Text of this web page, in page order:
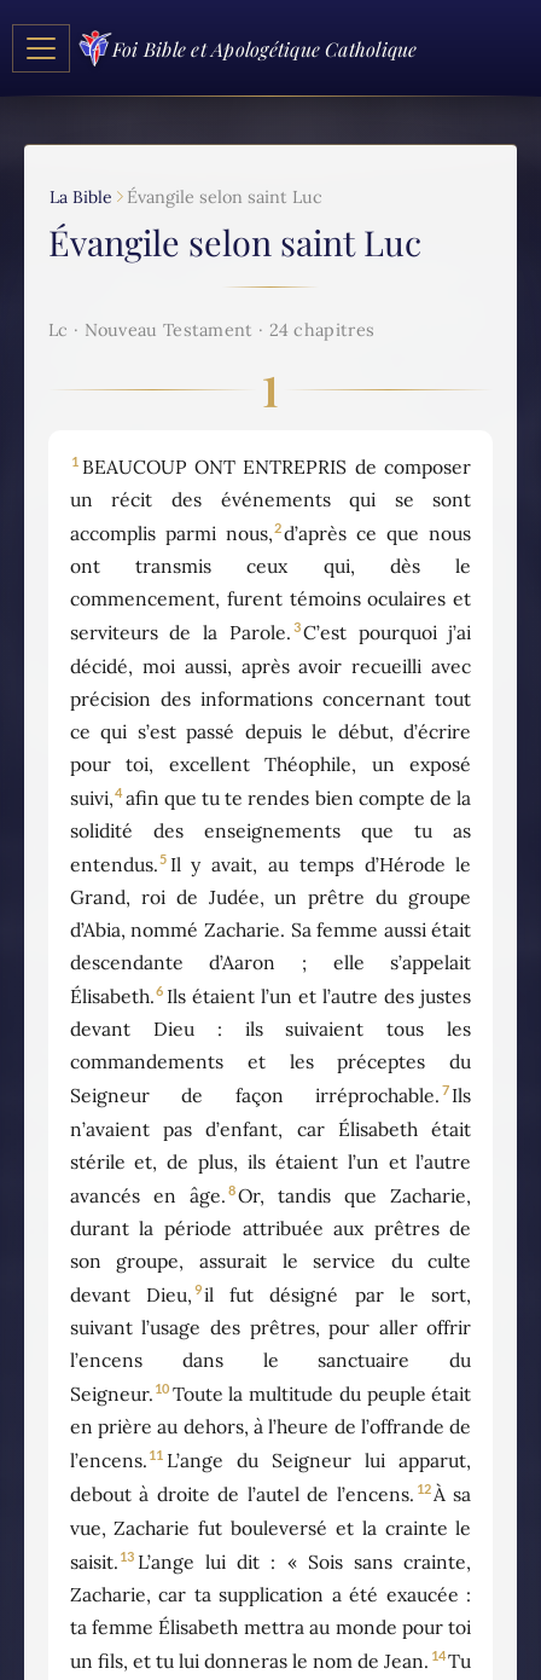
Foi Bible et Apologétique Catholique
La Bible Évangile selon saint Luc
Évangile selon saint Luc
Lc · Nouveau Testament · 24 chapitres
1
1 BEAUCOUP ONT ENTREPRIS de composer
un récit des événements qui se sont
accomplis parmi nous,2d’après ce que nous
ont transmis ceux qui, dès le
commencement, furent témoins oculaires et
serviteurs de la Parole. 3C’est pourquoi j’ai
décidé, moi aussi, après avoir recueilli avec
précision des informations concernant tout
ce qui s’est passé depuis le début, d’écrire
pour toi, excellent Théophile, un exposé
suivi,4 afin que tu te rendes bien compte de la
solidité des enseignements que tu as
entendus.5 Il y avait, au temps d’Hérode le
Grand, roi de Judée, un prêtre du groupe
d’Abia, nommé Zacharie. Sa femme aussi était
descendante d’Aaron ; elle s’appelait
Élisabeth.6 Ils étaient l’un et l’autre des justes
devant Dieu : ils suivaient tous les
commandements et les préceptes du
Seigneur de façon irréprochable. 7 Ils
n’avaient pas d’enfant, car Élisabeth était
stérile et, de plus, ils étaient l’un et l’autre
avancés en âge. 8Or, tandis que Zacharie,
durant la période attribuée aux prêtres de
son groupe, assurait le service du culte
devant Dieu, 9il fut désigné par le sort,
suivant l’usage des prêtres, pour aller offrir
l’encens dans le sanctuaire du
Seigneur. 10 Toute la multitude du peuple était
en prière au dehors, à l’heure de l’offrande de
l’encens. 11 L’ange du Seigneur lui apparut,
debout à droite de l’autel de l’encens. 12À sa
vue, Zacharie fut bouleversé et la crainte le
saisit. 13 L’ange lui dit : « Sois sans crainte,
Zacharie, car ta supplication a été exaucée :
ta femme Élisabeth mettra au monde pour toi
un fils, et tu lui donneras le nom de Jean. 14Tu